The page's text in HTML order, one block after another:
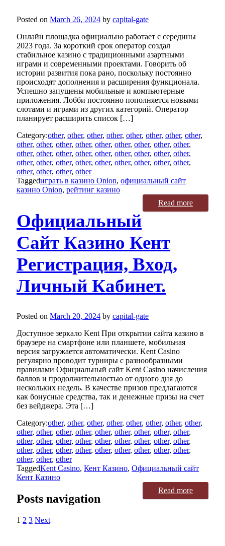
Posted on March 26, 2024 by capital-gate
Онлайн площадка официально работает с середины
2023 года. За короткий срок оператор создал
стабильное казино с традиционными азартными
играми и современными проектами. Говорить об
истории развития пока рано, поскольку постоянно
происходят дополнения и расширения функционала.
Успешно запущены мобильные и компьютерные
приложения. Лобби постоянно пополняется новыми
слотами и играми из других категорий. Оператор
планирует расширить список […]
Category:other, other, other, other, other, other, other, other,
other, other, other, other, other, other, other, other, other,
other, other, other, other, other, other, other, other, other,
other, other, other, other, other, other, other, other, other,
other, other, other, other
Taggedиграть в казино Onion, официальный сайт
казино Onion, рейтинг казино
Read more
Официальный
Сайт Казино Кент
Регистрация, Вход,
Личный Кабинет.
Posted on March 20, 2024 by capital-gate
Доступное зеркало Kent При открытии сайта казино в
браузере на смартфоне или планшете, мобильная
версия загружается автоматически. Kent Casino
регулярно проводит турниры с разнообразными
правилами Официальный сайт Kent Casino начисления
баллов и продолжительностью от одного дня до
нескольких недель. В качестве призов предлагаются
как бонусные средства, так и денежные призы на счет
без вейджера. Эта […]
Category:other, other, other, other, other, other, other, other,
other, other, other, other, other, other, other, other, other,
other, other, other, other, other, other, other, other, other,
other, other, other, other, other, other, other, other, other,
other, other, other
TaggedKent Casino, Кент Казино, Официальный сайт
Кент Казино
Read more
Posts navigation
1 2 3 Next